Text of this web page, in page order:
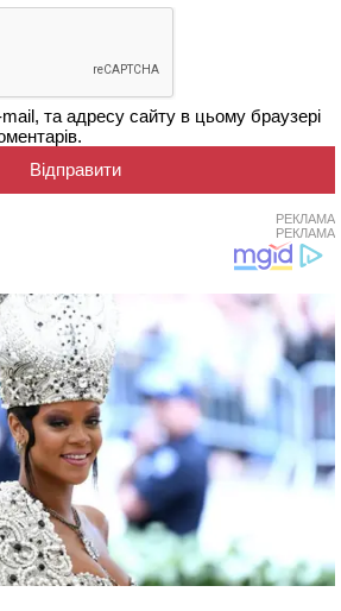
та адресу сайту в цьому браузері
РЕКЛАМА
РЕКЛАМА